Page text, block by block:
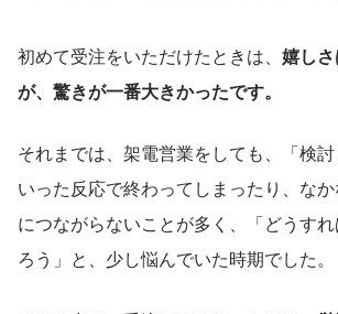
初めて受注をいただけたときは、 嬉し
が、驚きが一番大きかったです。
それまでは、架電営業をしても、「検
いった反応で終わってしまったり、な
につながらないことが多く、「どうす
ろう」と、少し悩んでいた時期でした。